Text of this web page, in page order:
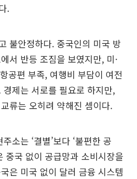
.
불안정하다. 중국인의 미국 방
서 반등 조짐을 보였지만, 미·
공편 부족, 여행비 부담이 여전
제는 서로를 필요로 하지만,
류는 오히려 약해진 셈이다.
소는 ‘결별’보다 ‘불편한 공
중국 없이 공급망과 소비시장을
은 미국 없이 달러 금융 시스템